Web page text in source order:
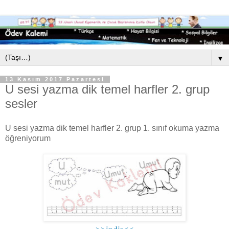
▼
13 Kasım 2017 Pazartesi
U sesi yazma dik temel harfler 2. grup
sesler
U sesi yazma dik temel harfler 2. grup 1. sınıf okuma yazma
öğreniyorum